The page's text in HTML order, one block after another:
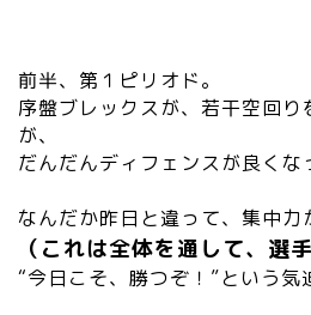
前半、第１ピリオド。
序盤ブレックスが、若干空回り
が、
だんだんディフェンスが良くな
なんだか昨日と違って、集中力
（これは全体を通して、選
“今日こそ、勝つぞ！”という気